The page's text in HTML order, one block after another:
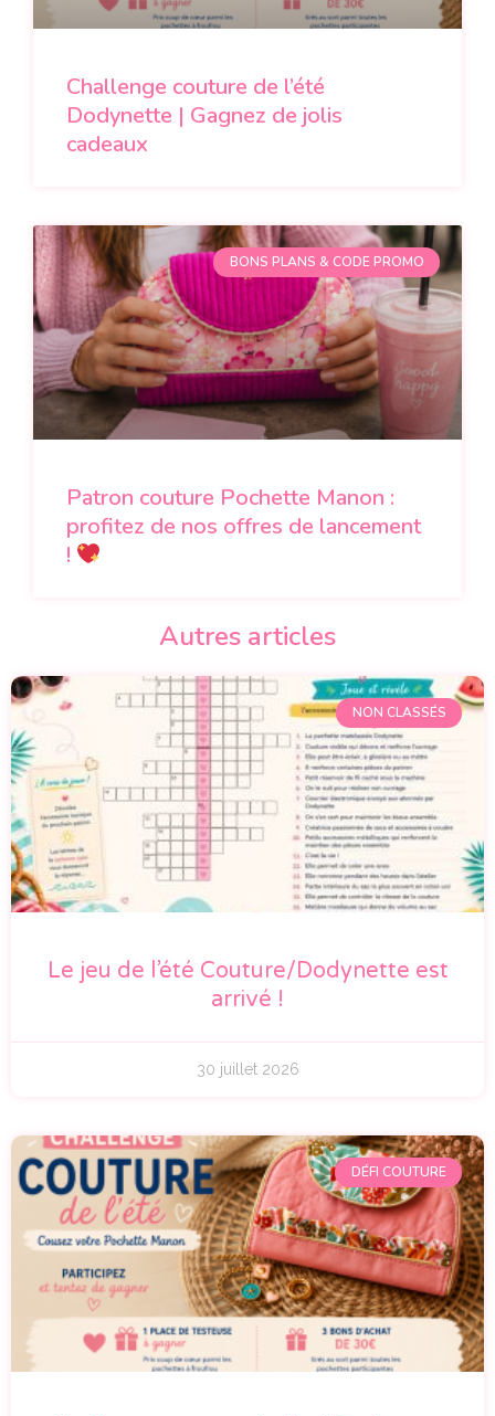
Challenge couture de l’été
Dodynette | Gagnez de jolis
cadeaux
BONS PLANS & CODE PROMO
Patron couture Pochette Manon :
profitez de nos offres de lancement
!
Autres articles
NON CLASSÉS
Le jeu de l’été Couture/Dodynette est
arrivé !
30 juillet 2026
DÉFI COUTURE